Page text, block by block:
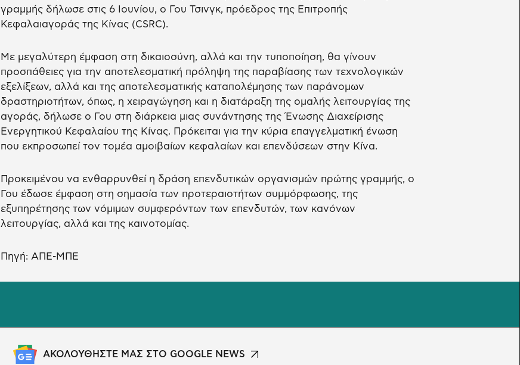
γραμμής δήλωσε στις 6 Ιουνίου, ο Γου Τσινγκ, πρόεδρος της Επιτροπής
Κεφαλαιαγοράς της Κίνας (CSRC).
Με μεγαλύτερη έμφαση στη δικαιοσύνη, αλλά και την τυποποίηση, θα γίνουν
προσπάθειες για την αποτελεσματική πρόληψη της παραβίασης των τεχνολογικών
εξελίξεων, αλλά και της αποτελεσματικής καταπολέμησης των παράνομων
δραστηριοτήτων, όπως, η χειραγώγηση και η διατάραξη της ομαλής λειτουργίας της
αγοράς, δήλωσε ο Γου στη διάρκεια μιας συνάντησης της Ένωσης Διαχείρισης
Ενεργητικού Κεφαλαίου της Κίνας. Πρόκειται για την κύρια επαγγελματική ένωση
που εκπροσωπεί τον τομέα αμοιβαίων κεφαλαίων και επενδύσεων στην Κίνα.
Προκειμένου να ενθαρρυνθεί η δράση επενδυτικών οργανισμών πρώτης γραμμής, ο
Γου έδωσε έμφαση στη σημασία των προτεραιοτήτων συμμόρφωσης, της
εξυπηρέτησης των νόμιμων συμφερόντων των επενδυτών, των κανόνων
λειτουργίας, αλλά και της καινοτομίας.
Πηγή: ΑΠΕ-ΜΠΕ
ΑΚΟΛΟΥΘΗΣΤΕ ΜΑΣ ΣΤΟ GOOGLE NEWS